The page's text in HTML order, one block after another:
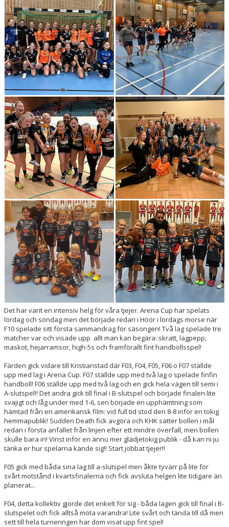
HANDBOLLSSKOLA
PARTNERSKAP
FÖRENINGEN
OM OSS
KONTAKT
Det har varit en intensiv helg för våra tjejer. Arena Cup har spelats
lördag och söndag men det började redan i Höör i lördags morse när
F10 spelade sitt första sammandrag för säsongen! Två lag spelade tre
matcher var och visade upp allt man kan begära: skratt, lagpepp,
maskot, hejarramsor, high-5s och framförallt fint handbollsspel!
Färden gick vidare till Kristianstad där F03, F04, F05, F06 o F07 ställde
upp med lag i Arena Cup. F07 ställde upp med två lag o spelade finfin
handboll! F06 ställde upp med två lag och en gick hela vägen till semi i
A-slutspel!! Det andra gick till final i B-slutspel och började finalen lite
svajigt och låg under med 1-6, sen började en upphämtning som
hämtad från en amerikansk film: vid full tid stod den 8-8 inför en tokig
hemmapublik! Sudden Death fick avgöra och KHK sätter bollen i mål
redan i första anfallet från linjen efter ett mindre överfall, men bollen
skulle bara in! Vinst inför en ännu mer glädjetokig publik - då kan ni ju
tänka er hur spelarna kände sig!! Start jobbat tjejer!!
F05 gick med båda sina lag till a-slutspel men åkte tyvärr på lite för
svårt motstånd i kvartsfinalerna och fick avsluta helgen lite tidigare än
planerat...
F04, detta kollektiv gjorde det enkelt för sig - båda lagen gick till final i B-
slutspelet och fick alltså möta varandra! Lite svårt och tända till då men
sett till hela turneringen har dom visat upp fint spel!